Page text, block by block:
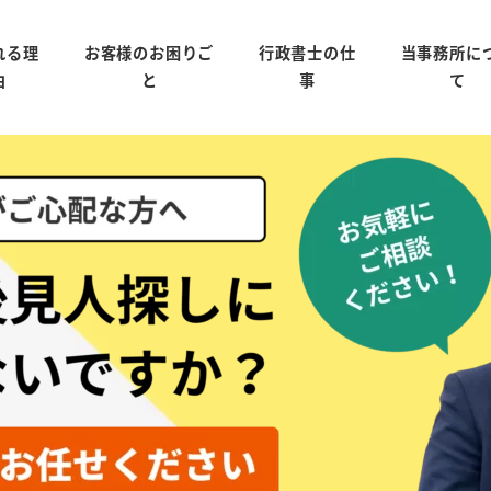
る理
お客様のお困りご
と
行政書士の仕
事
当事務所に
て